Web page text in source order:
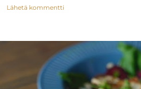
Lähetä kommentti